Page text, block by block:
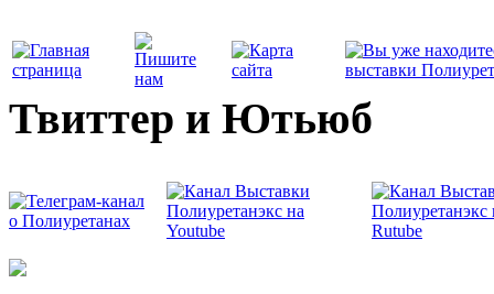
Твиттер и Ютьюб